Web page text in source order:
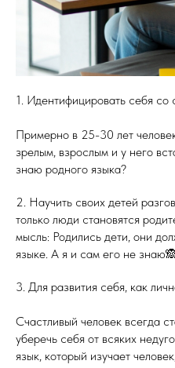
1. Идентифицировать себя со
Примерно в 25-30 лет
зрелым, взрослым и у него
знаю родного языка?
2. Научить своих детей
только люди становятся
мысль: Родились дети, они
языке. А я и сам его не
3. Для развития себя, как
Счастливый человек всегда
уберечь себя от всяких
язык, который изучает